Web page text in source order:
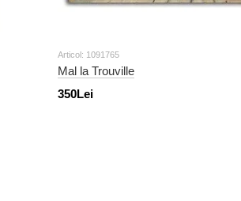
Articol: 1091765
Mal la Trouville
350Lei